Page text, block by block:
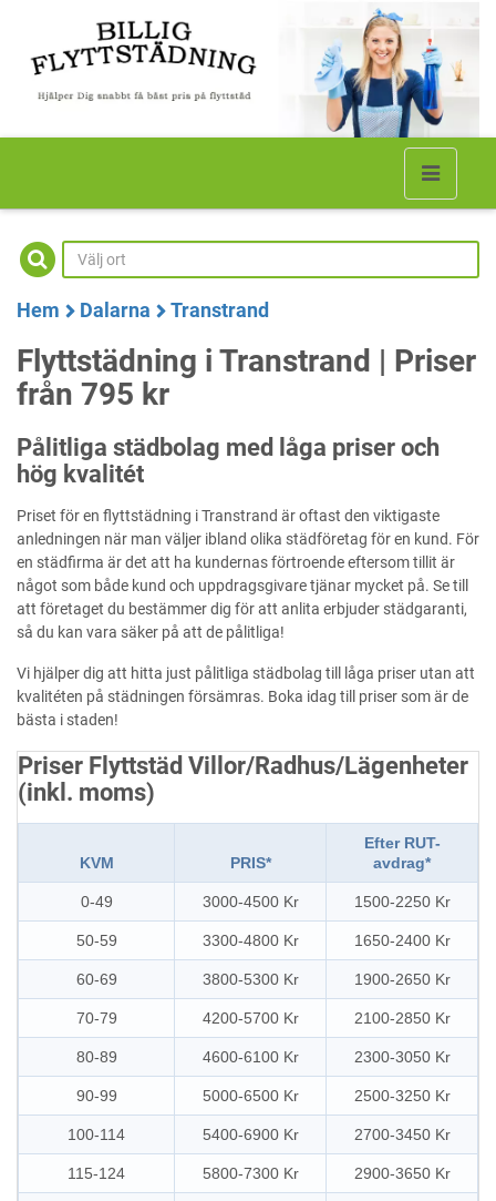
Hem Dalarna Transtrand
Flyttstädning i Transtrand | Priser
från 795 kr
Pålitliga städbolag med låga priser och
hög kvalitét
Priset för en flyttstädning i Transtrand är oftast den viktigaste
anledningen när man väljer ibland olika städföretag för en kund. För
en städfirma är det att ha kundernas förtroende eftersom tillit är
något som både kund och uppdragsgivare tjänar mycket på. Se till
att företaget du bestämmer dig för att anlita erbjuder städgaranti,
så du kan vara säker på att de pålitliga!
Vi hjälper dig att hitta just pålitliga städbolag till låga priser utan att
kvalitéten på städningen försämras. Boka idag till priser som är de
bästa i staden!
Priser Flyttstäd Villor/Radhus/Lägenheter
(inkl. moms)
KVM PRIS*
Efter RUT-
avdrag*
0-49 3000-4500 Kr 1500-2250 Kr
50-59 3300-4800 Kr 1650-2400 Kr
60-69 3800-5300 Kr 1900-2650 Kr
70-79 4200-5700 Kr 2100-2850 Kr
80-89 4600-6100 Kr 2300-3050 Kr
90-99 5000-6500 Kr 2500-3250 Kr
100-114 5400-6900 Kr 2700-3450 Kr
115-124 5800-7300 Kr 2900-3650 Kr